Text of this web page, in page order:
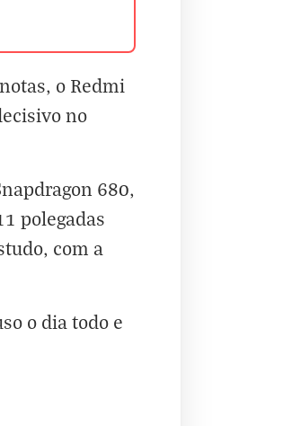
o Redmi
no
680,
polegadas
com a
o dia todo e